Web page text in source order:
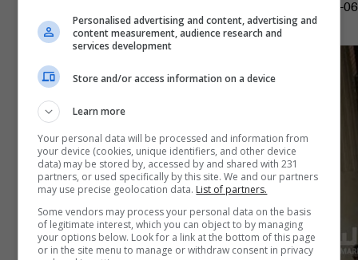
08:19 | 2016-11-06
Personalised advertising and content, advertising and
content measurement, audience research and
services development
Store and/or access information on a device
Learn more
Your personal data will be processed and information from
your device (cookies, unique identifiers, and other device
data) may be stored by, accessed by and shared with 231
partners, or used specifically by this site. We and our partners
may use precise geolocation data. List of partners.
Some vendors may process your personal data on the basis
of legitimate interest, which you can object to by managing
your options below. Look for a link at the bottom of this page
or in the site menu to manage or withdraw consent in privacy